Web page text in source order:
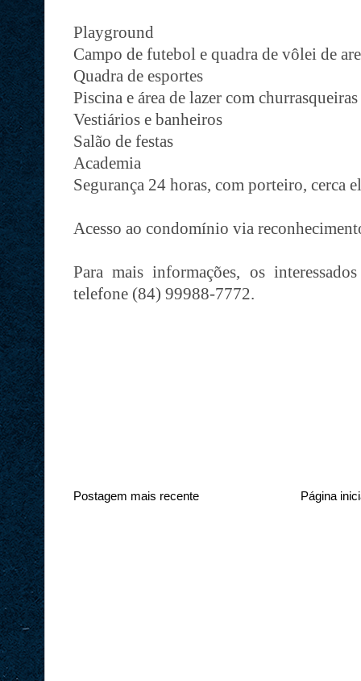
Playground
Campo de futebol e quadra de vôlei de
Quadra de esportes
Piscina e área de lazer com churrasqueiras
Vestiários e banheiros
Salão de festas
Academia
Segurança 24 horas, com porteiro, cerca
Acesso ao condomínio via
Para mais informações, os
telefone (84) 99988-7772.
Postagem mais recente Página